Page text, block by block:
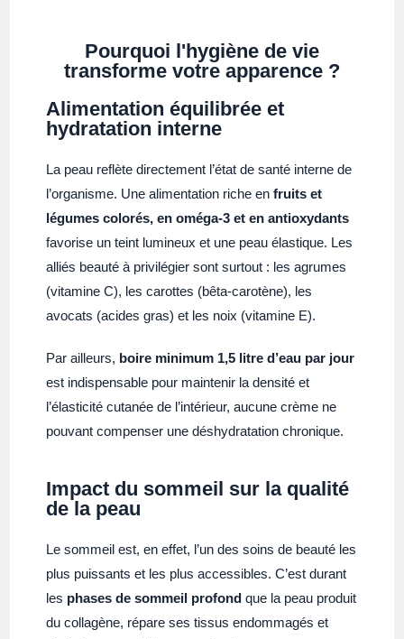
Pourquoi l'hygiène de vie
transforme votre apparence ?
Alimentation équilibrée et
hydratation interne
La peau reflète directement l’état de santé interne de
l’organisme. Une alimentation riche enfruits et
légumes colorés, en oméga-3 et en antioxydants
favorise un teint lumineux et une peau élastique. Les
alliés beauté à privilégier sont surtout : les agrumes
(vitamine C), les carottes (bêta-carotène), les
avocats (acides gras) et les noix (vitamine E).
Par ailleurs, boire minimum 1,5 litre d’eau par jour
est indispensable pour maintenir la densité et
l’élasticité cutanée de l’intérieur, aucune crème ne
pouvant compenser une déshydratation chronique.
Impact du sommeil sur la qualité
de la peau
Le sommeil est, en effet, l’un des soins de beauté les
plus puissants et les plus accessibles. C’est durant
les phases de sommeil profond que la peau produit
du collagène, répare ses tissus endommagés et